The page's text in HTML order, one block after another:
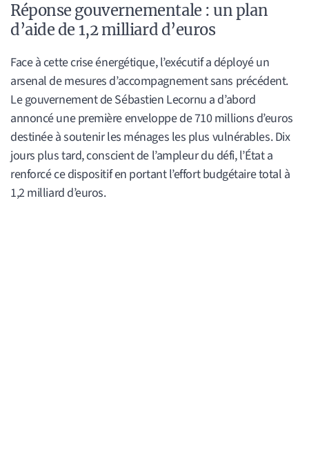
Réponse gouvernementale : un plan
d’aide de 1,2 milliard d’euros
Face à cette crise énergétique, l’exécutif a déployé un
arsenal de mesures d’accompagnement sans précédent.
Le gouvernement de Sébastien Lecornu a d’abord
annoncé une première enveloppe de 710 millions d’euros
destinée à soutenir les ménages les plus vulnérables. Dix
jours plus tard, conscient de l’ampleur du défi, l’État a
renforcé ce dispositif en portant l’effort budgétaire total à
1,2 milliard d’euros.